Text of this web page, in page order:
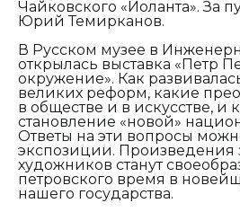
Чайковского «Иоланта». За
Юрий Темирканов.
В Русском музее в
открылась выставка «Петр
окружение». Как
великих реформ, какие
в обществе и в искусстве, и
становление «новой»
Ответы на эти вопросы
экспозиции. Произведения
художников станут
петровского время в
нашего государства.